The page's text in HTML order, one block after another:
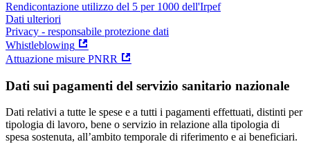
Rendicontazione utilizzo del 5 per 1000 dell'Irpef
Dati ulteriori
Privacy - responsabile protezione dati
Whistleblowing
Attuazione misure PNRR
Dati sui pagamenti del servizio sanitario nazionale
Dati relativi a tutte le spese e a tutti i pagamenti effettuati, distinti per
tipologia di lavoro, bene o servizio in relazione alla tipologia di
spesa sostenuta, all’ambito temporale di riferimento e ai beneficiari.